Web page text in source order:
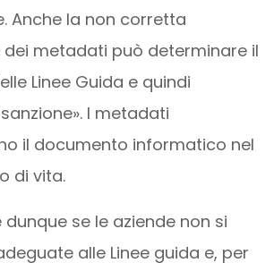
Anche la non corretta
dei metadati può determinare il
Linee Guida e quindi
I metadati
il documento informatico nel
di vita.
se le aziende non si
alle Linee guida e, per